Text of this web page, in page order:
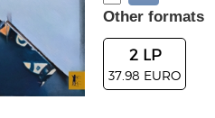
Other formats
2 LP
37.98 EURO